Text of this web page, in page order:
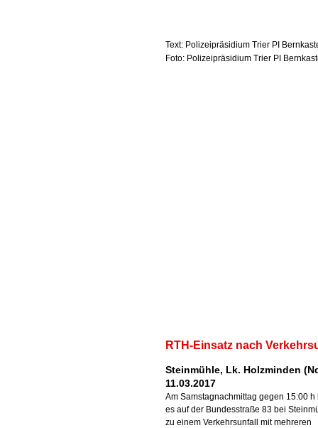
Text: Polizeipräsidium Trier PI
Foto: Polizeipräsidium Trier PI
RTH-Einsatz nach
Steinmühle, Lk. Holzminden
11.03.2017
Am Samstagnachmittag gegen 15:00 h
es auf der Bundesstraße 83 bei
zu einem Verkehrsunfall mit mehreren